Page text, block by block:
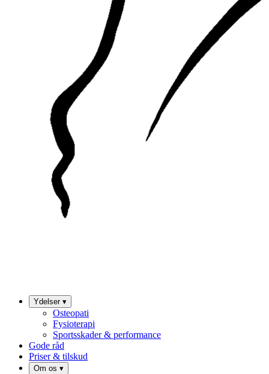
Ydelser ▾
Osteopati
Fysioterapi
Sportsskader & performance
Gode råd
Priser & tilskud
Om os ▾